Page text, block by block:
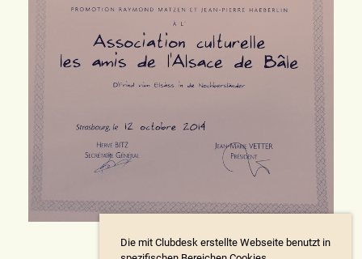
Die mit Clubdesk erstellte Webseite benutzt in